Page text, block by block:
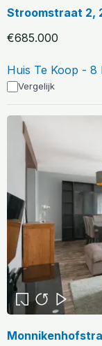
Stroomstraat 2,
€685.000
Huis Te Koop - 8
Vergelijk